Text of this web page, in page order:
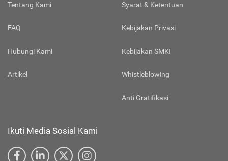
Tentang Kami
FAQ
Hubungi Kami
Artikel
Syarat & Ketentuan
Kebijakan Privasi
Kebijakan SMKI
Whistleblowing
Anti Gratifikasi
Ikuti Media Sosial Kami